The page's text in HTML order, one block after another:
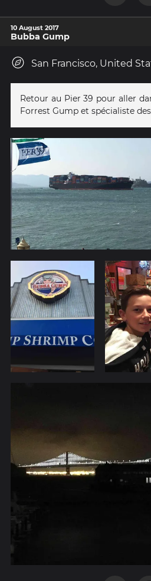
10 August 2017
Bubba Gump
San Francisco, United
Retour au Pier 39 pour aller
Forrest Gump et spécialiste